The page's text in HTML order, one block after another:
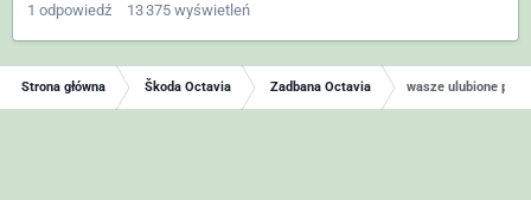
1 odpowiedź 13 375 wyświetleń
Strona główna Škoda Octavia Zadbana Octavia wasze ulubione